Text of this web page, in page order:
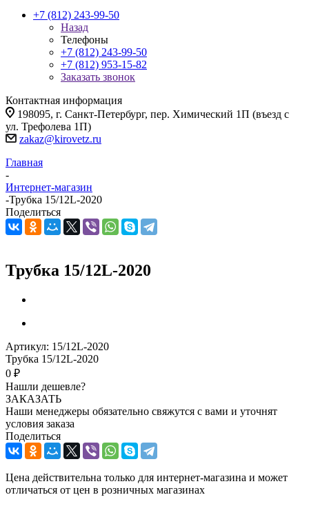
+7 (812) 243-99-50
Назад
Телефоны
+7 (812) 243-99-50
+7 (812) 953-15-82
Заказать звонок
Контактная информация
198095, г. Санкт-Петербург, пер. Химический 1П (въезд с
ул. Трефолева 1П)
zakaz@kirovetz.ru
Главная
-
Интернет-магазин
-Трубка 15/12L-2020
Поделиться
Трубка 15/12L-2020
Артикул: 15/12L-2020
Трубка 15/12L-2020
0 ₽
Нашли дешевле?
ЗАКАЗАТЬ
Наши менеджеры обязательно свяжутся с вами и уточнят
условия заказа
Поделиться
Цена действительна только для интернет-магазина и может
отличаться от цен в розничных магазинах